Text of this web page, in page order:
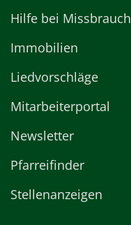
Hilfe bei Missbrauch
Immobilien
Liedvorschläge
Mitarbeiterportal
Newsletter
Pfarreifinder
Stellenanzeigen